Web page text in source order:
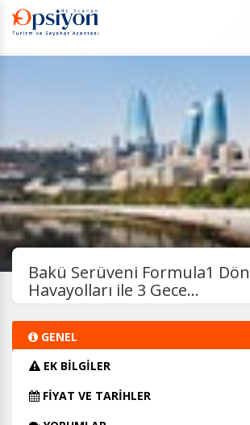
Bakü Serüveni Formula1
Havayolları ile 3 Gece...
GENEL
EK BİLGİLER
FİYAT VE TARİHLER